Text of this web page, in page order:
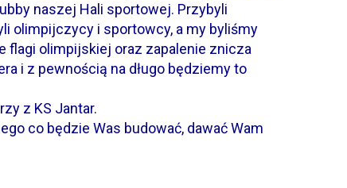
naszej Hali sportowej. Przybyli
olimpijczycy i sportowcy, a my byliśmy
flagi olimpijskiej oraz zapalenie znicza
i z pewnością na długo będziemy to
z KS Jantar.
co będzie Was budować, dawać Wam